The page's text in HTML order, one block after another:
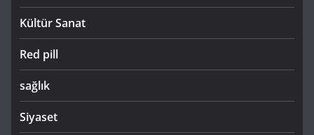
Kültür Sanat
Red pill
sağlık
Siyaset